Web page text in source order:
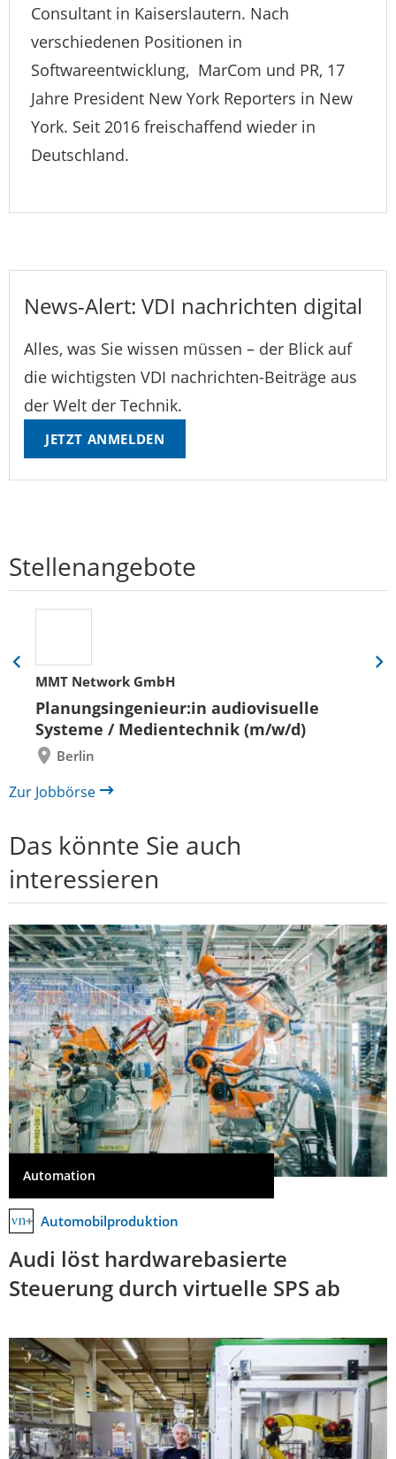
Consultant in Kaiserslautern. Nach
verschiedenen Positionen in
Softwareentwicklung, MarCom und PR, 17
Jahre President New York Reporters in New
York. Seit 2016 freischaffend wieder in
Deutschland.
News-Alert: VDI nachrichten digital
Alles, was Sie wissen müssen – der Blick auf
die wichtigsten VDI nachrichten-Beiträge aus
der Welt der Technik.
JETZT ANMELDEN
Stellenangebote
MMT Network GmbH
Planungsingenieur:in audiovisuelle
Systeme / Medientechnik (m/w/d)
Berlin
Eine
Folie
zurück
Eine
Zur Jobbörse
Das könnte Sie auch
interessieren
Automation
Automobilproduktion
Audi löst hardwarebasierte
Steuerung durch virtuelle SPS ab